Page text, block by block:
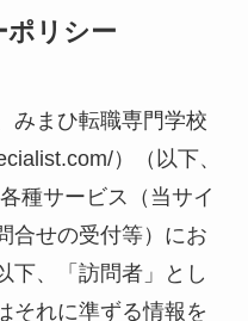
ポリシー
みまひ転職専門学校
）（以下、
種サービス（当サイ
合せの受付等）にお
下、「訪問者」とし
それに準ずる情報を